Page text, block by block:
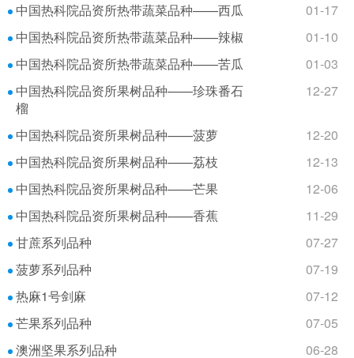
中国热科院品资所热带蔬菜品种——西瓜
01-17
中国热科院品资所热带蔬菜品种——辣椒
01-10
中国热科院品资所热带蔬菜品种——苦瓜
01-03
中国热科院品资所果树品种——珍珠番石
榴
12-27
中国热科院品资所果树品种——菠萝
12-20
中国热科院品资所果树品种——荔枝
12-13
中国热科院品资所果树品种——芒果
12-06
中国热科院品资所果树品种——香蕉
11-29
甘蔗系列品种
07-27
菠萝系列品种
07-19
热麻1号剑麻
07-12
芒果系列品种
07-05
澳洲坚果系列品种
06-28